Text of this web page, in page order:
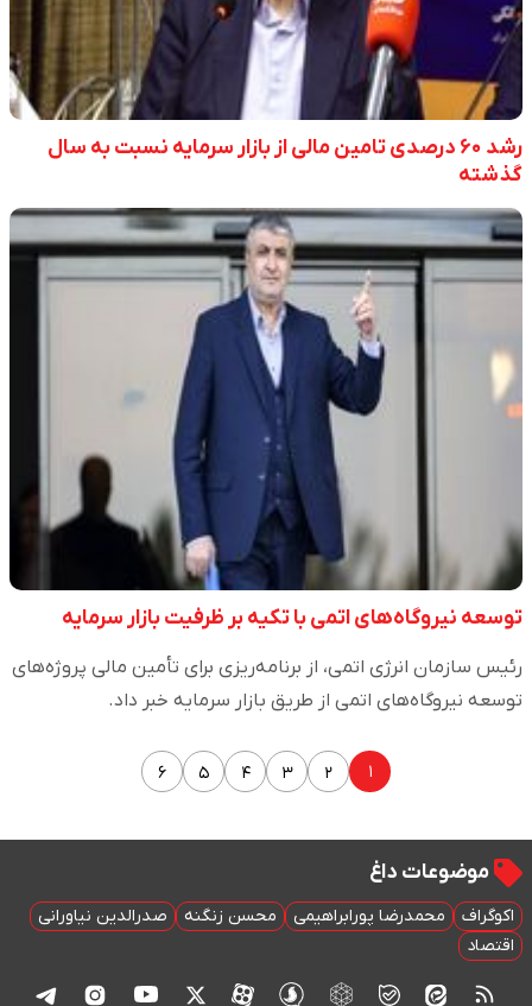
رشد ۶۰ درصدی تامین مالی از بازار سرمایه نسبت به سال
گذشته
توسعه نیروگاه‌های اتمی با تکیه بر ظرفیت بازار سرمایه
رئیس سازمان انرژی اتمی، از برنامه‌ریزی برای تأمین مالی پروژه‌های
توسعه نیروگاه‌های اتمی از طریق بازار سرمایه خبر داد.
۱ ۲ ۳ ۴ ۵ ۶
موضوعات داغ
اکوگراف محمدرضا پورابراهیمی محسن زنگنه
صدرالدین نیاورانی
اقتصاد